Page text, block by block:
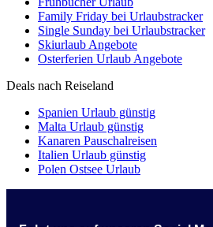
Family Friday bei Urlaubstracker
Single Sunday bei Urlaubstracker
Skiurlaub Angebote
Osterferien Urlaub Angebote
Deals nach Reiseland
Spanien Urlaub günstig
Malta Urlaub günstig
Kanaren Pauschalreisen
Italien Urlaub günstig
Polen Ostsee Urlaub